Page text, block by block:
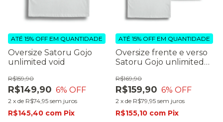
Oversize Satoru Gojo
unlimited void
R$149,90
R$159,90
6% OFF
2 x de R$74,95 sem juros
ATÉ 15% OFF EM QUANTIDADE
R$145,40 com Pix
Oversize frente e verso
Satoru Gojo unlimited
R$159,90
R$169,90
6% OFF
2 x de R$79,95 sem juros
ATÉ 15% OFF EM QUANTIDADE
R$155,10 com Pix